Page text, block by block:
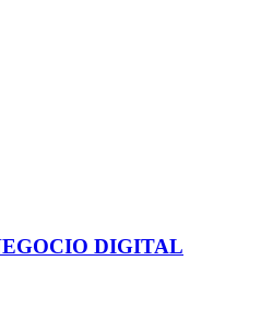
DIGITAL